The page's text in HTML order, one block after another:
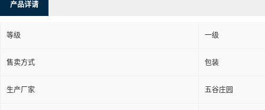
产品详请
等级 一级
售卖方式 包装
生产厂家 五谷庄园